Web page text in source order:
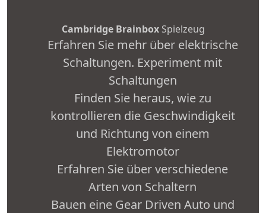
Cambridge BrainboxSpielzeug
Erfahren Sie mehr über elektrische
Schaltungen. Experiment mit
Schaltungen
Finden Sie heraus, wie zu
kontrollieren die Geschwindigkeit
und Richtung von einem
Elektromotor
Erfahren Sie über verschiedene
Arten von Schaltern
Bauen eine Gear Driven Auto und